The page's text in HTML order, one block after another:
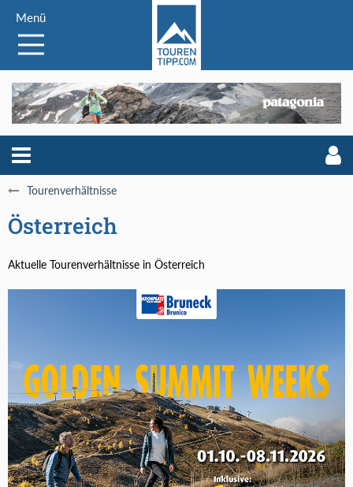
Menü
Tourenverhältnisse
Österreich
Aktuelle Tourenverhältnisse in Österreich